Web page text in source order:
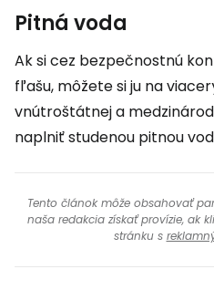
Pitná voda
Ak si cez bezpečnostnú
fľašu, môžete si ju na
vnútroštátnej a
naplniť studenou pitnou
Tento článok môže obsahovať
naša redakcia získať provízie, ak
stránku s